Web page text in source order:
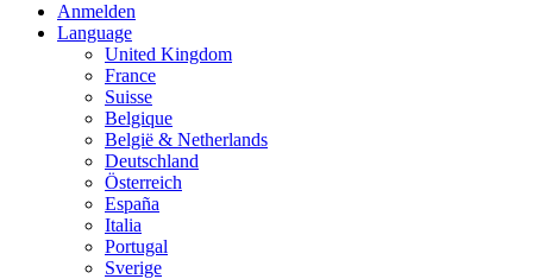
Anmelden
Language
United Kingdom
France
Suisse
Belgique
België & Netherlands
Deutschland
Österreich
España
Italia
Portugal
Sverige